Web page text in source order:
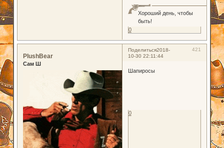
Хороший день, чтобы
быть!
0
Поделиться 421
2018-
10-30 22:11:44
PlushBear
Сам Ш
Шапиросы
0